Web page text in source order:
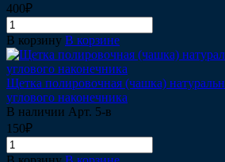
400₽
В корзину В корзине
Щетка полировочная (чашка)
углового наконечника
В наличии Арт. 5-в
150₽